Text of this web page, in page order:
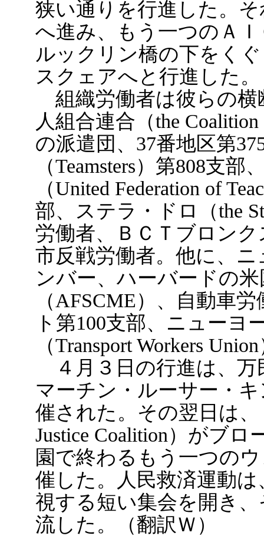
狭い通りを行進した。
へ進み、もう一つのＡ
ルックリン橋の下をく
スクェアへと行進した。
組織労働者は彼らの横
人組合連合（the
の派遣団、37番地区第
（Teamsters）第808支
（United Federation of
部、ステラ・ドロ（the
労働者、ＢＣＴブロン
市反戦労働者。他に、
ンバー、ハーバードの
（AFSCME）、自動車
ト第100支部、ニューヨ
（Transport Workers
４月３日の行進は、万
マーチン・ルーサー・
催された。その翌日は、
Justice Coalition）がブ
園で終わるもう一つの
催した。人民救済運動
視する短い集会を開き
流した。（翻訳Ｗ）